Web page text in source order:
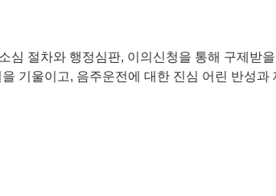
절차와 행정심판, 이의신청을 통해 구제받
기울이고, 음주운전에 대한 진심 어린 반성